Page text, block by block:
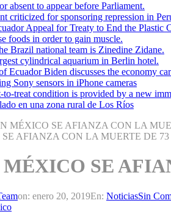
absent to appear before Parliament.
criticized for sponsoring repression in
Appeal for Treaty to End the Plastic
foods in order to gain muscle.
Brazil national team is Zinedine Zidane.
cylindrical aquarium in Berlin hotel.
Ecuador Biden discusses the economy
Sony sensors in iPhone cameras
treat condition is provided by a new
en una zona rural de Los Ríos
MÉXICO SE AFIANZA CON LA
SE
on: enero 20, 2019En: NoticiasSin